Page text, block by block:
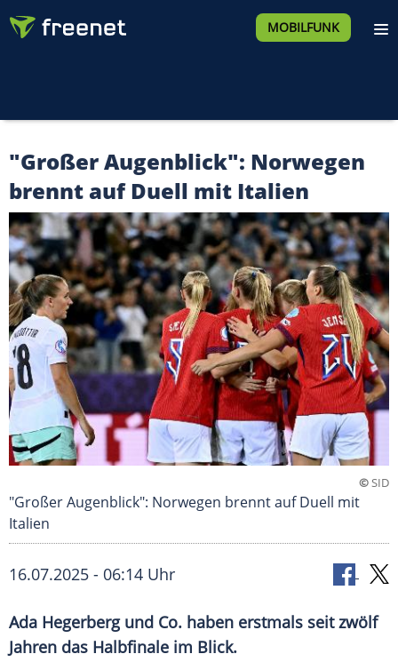
MOBILFUNK
"Großer Augenblick": Norwegen
brennt auf Duell mit Italien
©SID
"Großer Augenblick": Norwegen brennt auf Duell mit
Italien
16.07.2025 - 06:14 Uhr
Ada Hegerberg und Co. haben erstmals seit zwölf
Jahren das Halbfinale im Blick.